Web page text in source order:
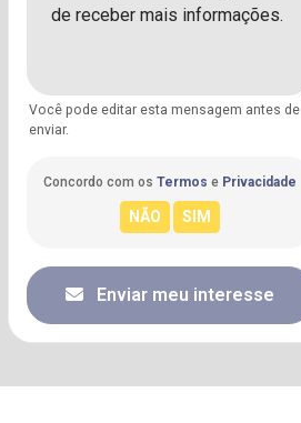
Você pode editar esta mensagem antes de
enviar.
Concordo com os Termos e Privacidade
Enviar meu interesse